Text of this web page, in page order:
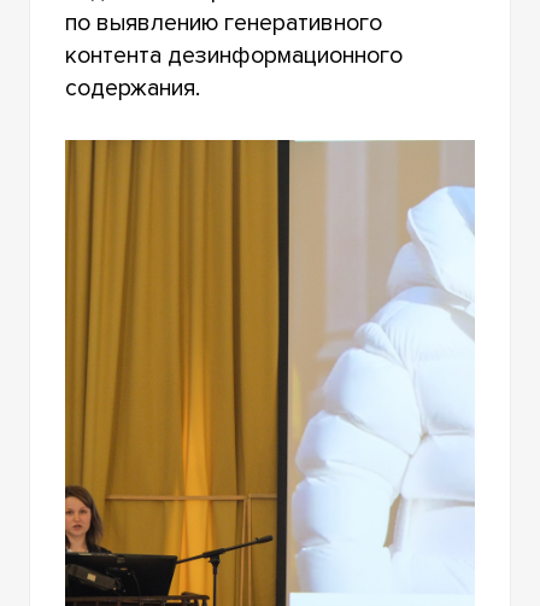
по выявлению генеративного
контента дезинформационного
содержания.